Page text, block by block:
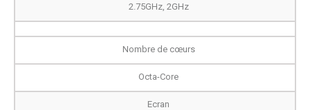
2.75GHz, 2GHz
Nombre de cœurs
Octa-Core
Ecran